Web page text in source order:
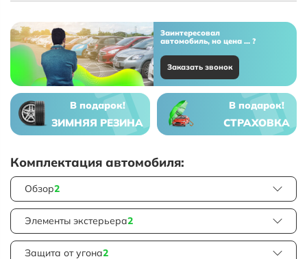
Заинтересовал
автомобиль, но цена ... ?
Заказать звонок
В подарок!
ЗИМНЯЯ РЕЗИНА
В подарок!
СТРАХОВКА
Комплектация автомобиля:
Обзор2
Элементы экстерьера2
Защита от угона2